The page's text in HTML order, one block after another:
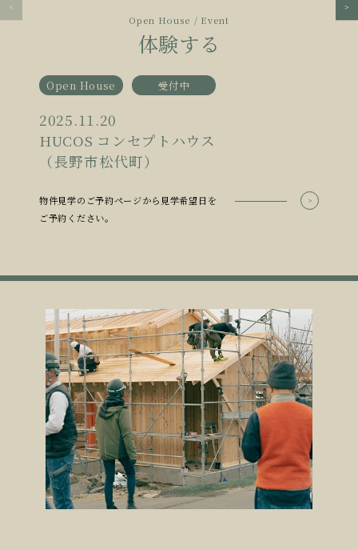
Open House / Event
体験する
Open House 受付中
2025.11.20
HUCOS コンセプトハウス
（長野市松代町）
物件見学のご予約ページから見学希望日を
ご予約ください。